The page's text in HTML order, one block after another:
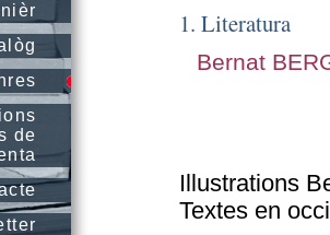
de
1. Literatura
Bernat
Illustrations
Textes en